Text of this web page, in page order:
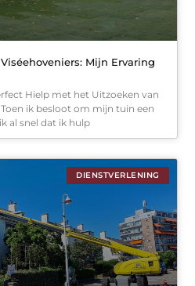
Mijn Ervaring
Hielp met het Uitzoeken van
ik besloot om mijn tuin een
al snel dat ik hulp
DIENSTVERLENING